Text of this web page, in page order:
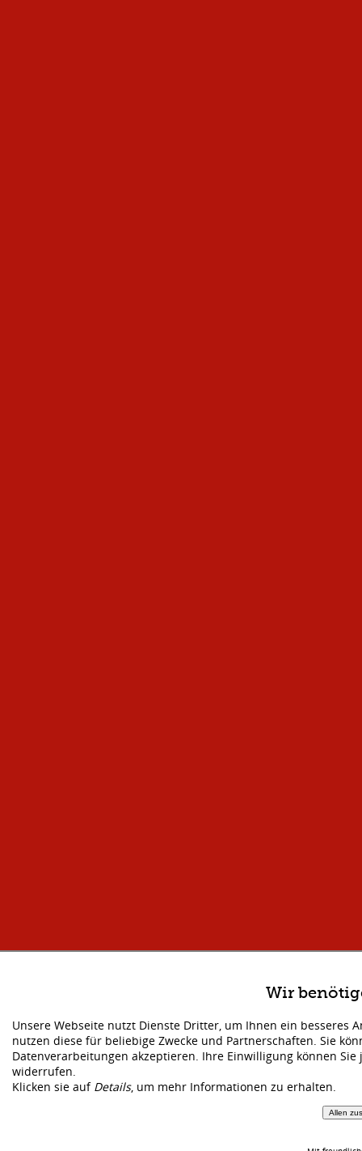
Wir
Unsere Webseite nutzt Dienste Dritter, um Ihnen ein besseres
nutzen diese für beliebige Zwecke und Partnerschaften. Sie
Datenverarbeitungen akzeptieren. Ihre Einwilligung können
widerrufen.
Klicken sie auf Details, um mehr Informationen zu erhalten.
Allen